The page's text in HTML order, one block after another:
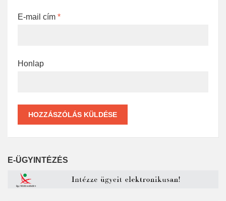
E-mail cím *
Honlap
E-ÜGYINTÉZÉS